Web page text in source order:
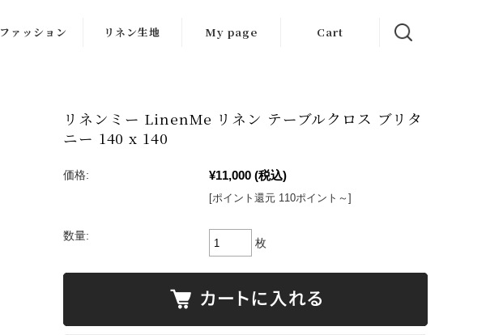
ファッション リネン生地
はぎれ
My page Cart
リネンミー LinenMe リネン テーブルクロス ブリタ
ニー 140 x 140
価格: ¥11,000 (税込)
[ポイント還元 110ポイント～]
数量:
枚